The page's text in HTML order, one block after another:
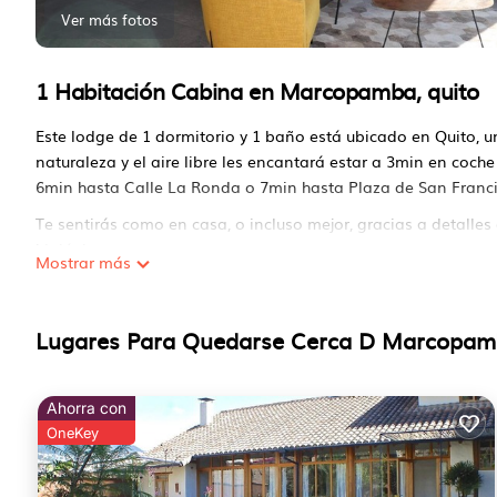
Ver más fotos
1 Habitación Cabina en Marcopamba, quito
Este lodge de 1 dormitorio y 1 baño está ubicado en Quito,
naturaleza y el aire libre les encantará estar a 3min en
6min hasta Calle La Ronda o 7min hasta Plaza de San
Te sentirás como en casa, o incluso mejor, gracias a
semana o probablemente unas vacaciones más largas con
Baño para hacerte sentir como en casa.
Verifique si este Cabina tiene las comodidades que
Marcopamba. Disfruta de tu estadía en Marcopamba en
Mostrar más
Lugares Para Quedarse Cerca D
Ahorra con
OneKey